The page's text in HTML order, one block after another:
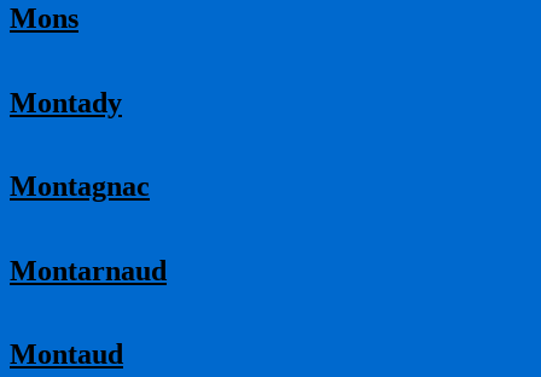
Mons
Montady
Montagnac
Montarnaud
Montaud